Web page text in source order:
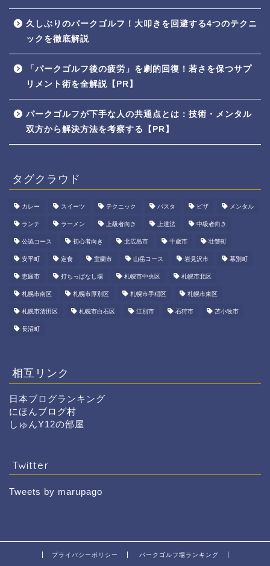
久しぶりのパークゴルフ！大叩きを回避する4つのテクニ
ックを徹底解説
「パークゴルフ後の疲労」を劇的回復！若さを保つサプ
リメント術を全解説【PR】
パークゴルフが下手な人の共通点とは：技術・メンタル
双方から解決方法を考察する【PR】
タグクラウド
カレー スイーツ テクニック パスタ ピザ メンタル
ランチ ラーメン 上級者向き 上達法 中級者向き
公認コース 初心者向き 北広島市 千歳市 壮瞥町
安平町 定食 室蘭市 山岳コース 岩見沢市 幕別町
恵庭市 打ちっぱなし場 札幌市中央区 札幌市北区
札幌市南区 札幌市厚別区 札幌市手稲区 札幌市東区
札幌市清田区 札幌市白石区 江別市 石狩市 苫小牧市
長沼町
相互リンク
日本ブログランキング
にほんブログ村
しゅんY12の部屋
Twitter
Tweets by marupago
プライバシーポリシー パークゴルフ場ランキング